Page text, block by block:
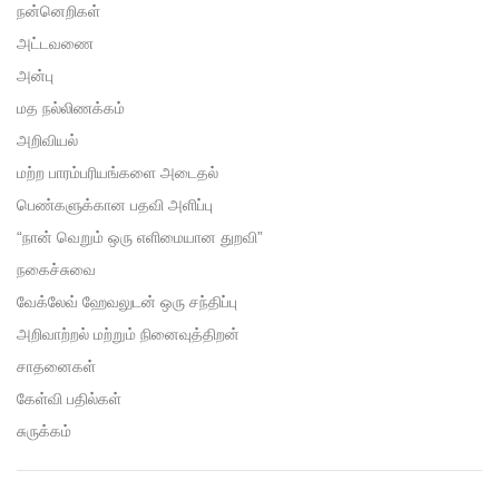
நன்னெறிகள்
அட்டவணை
அன்பு
மத நல்லிணக்கம்
அறிவியல்
மற்ற பாரம்பரியங்களை அடைதல்
பெண்களுக்கான பதவி அளிப்பு
“நான் வெறும் ஒரு எளிமையான துறவி”
நகைச்சுவை
வேக்லேவ் ஹேவலுடன் ஒரு சந்திப்பு
அறிவாற்றல் மற்றும் நினைவுத்திறன்
சாதனைகள்
கேள்வி பதில்கள்
சுருக்கம்